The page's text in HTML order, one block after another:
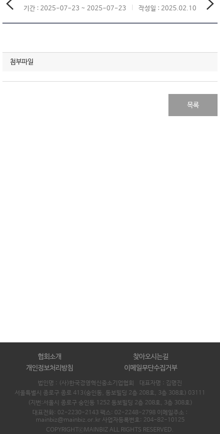
기간 : 2025-07-23 ~ 2025-07-23 작성일 : 2025.02.10
첨부파일
목록
협회소개
찾아오시는길
개인정보처리방침
이메일무단수집거부
법인명 : (사)한국경영혁신중소기업협회 대표자명 : 김명진
서울특별시 종로구 종로 413(숭인동, 동보빌딩 2층 208호, 3층 308호) 03111
(지번:서울시 종로구 숭인동 1252 동보빌딩 2층 208호, 3층 308호)
대표전화: 02-2230-2143 팩스: 02-2248-2798 이메일주소 :
mainbiz@mainbiz.or.kr 사업자등록번호: 204-82-10125
COPYRIGHTⓒMAINBIZ ALL RIGHTS RESERVED.